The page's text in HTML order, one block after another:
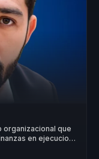
organizacional que
en ejecucion,